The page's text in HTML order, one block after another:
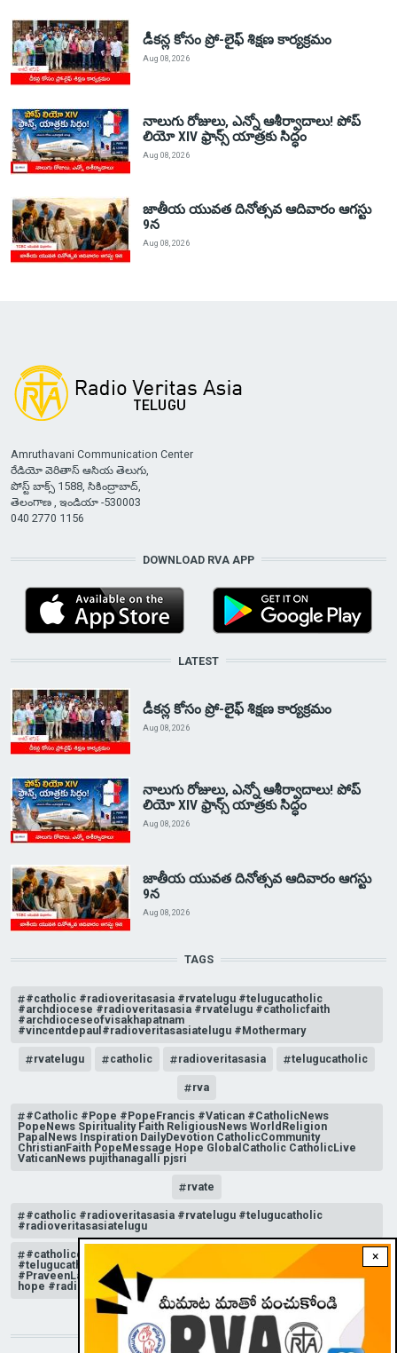
డీకన్ల కోసం ప్రో-లైఫ్ శిక్షణ కార్యక్రమం
Aug 08, 2026
నాలుగు రోజులు, ఎన్నో ఆశీర్వాదాలు! పోప్
లియో XIV ఫ్రాన్స్ యాత్రకు సిద్ధం
Aug 08, 2026
జాతీయ యువత దినోత్సవ ఆదివారం ఆగస్టు
9న
Aug 08, 2026
×
Amruthavani Communication Center
రేడియో వెరితాస్ ఆసియ తెలుగు,
పోస్ట్ బాక్స్ 1588, సికింద్రాబాద్,
తెలంగాణ , ఇండియా -530003
040 2770 1156
DOWNLOAD RVA APP
LATEST
డీకన్ల కోసం ప్రో-లైఫ్ శిక్షణ కార్యక్రమం
Aug 08, 2026
నాలుగు రోజులు, ఎన్నో ఆశీర్వాదాలు! పోప్
లియో XIV ఫ్రాన్స్ యాత్రకు సిద్ధం
Aug 08, 2026
జాతీయ యువత దినోత్సవ ఆదివారం ఆగస్టు
9న
Aug 08, 2026
TAGS
#catholic #radioveritasasia #rvatelugu #telugucatholic
#archdiocese #radioveritasasia #rvatelugu #catholicfaith
#archdioceseofvisakhapatnam
#vincentdepaul#radioveritasasiatelugu #Mothermary
rvatelugu catholic radioveritasasia telugucatholic
rva
#Catholic #Pope #PopeFrancis #Vatican #CatholicNews
PopeNews Spirituality Faith ReligiousNews WorldReligion
PapalNews Inspiration DailyDevotion CatholicCommunity
ChristianFaith PopeMessage Hope GlobalCatholic CatholicLive
VaticanNews pujithanagalli pjsri
rvate
#catholic #radioveritasasia #rvatelugu #telugucatholic
#radioveritasasiatelugu
#catholicchurchnews #catholictelugu #telugucatholic
#telugucatholicchurch #radioveritasasia #rvatelugu
#PraveenLakkisetti #reflection #advent #christmas #messageof
hope #radioveritas #rvatelugu #viral #insta
STAY CONNECTED WITH US!